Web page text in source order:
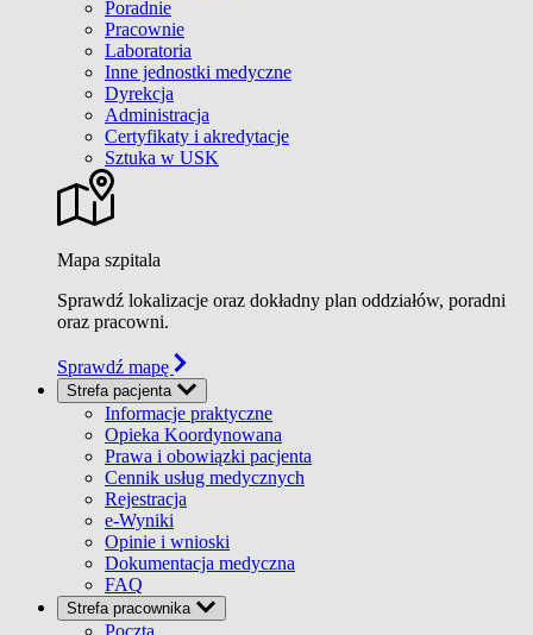
Poradnie
Pracownie
Laboratoria
Inne jednostki medyczne
Dyrekcja
Administracja
Certyfikaty i akredytacje
Sztuka w USK
Mapa szpitala
Sprawdź lokalizacje oraz dokładny plan oddziałów, poradni
oraz pracowni.
Sprawdź mapę
Strefa pacjenta
Informacje praktyczne
Opieka Koordynowana
Prawa i obowiązki pacjenta
Cennik usług medycznych
Rejestracja
e-Wyniki
Opinie i wnioski
Dokumentacja medyczna
FAQ
Strefa pracownika
Poczta